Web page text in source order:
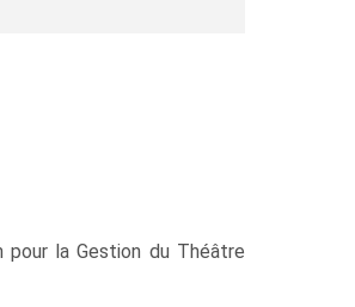
pour la Gestion du Théâtre